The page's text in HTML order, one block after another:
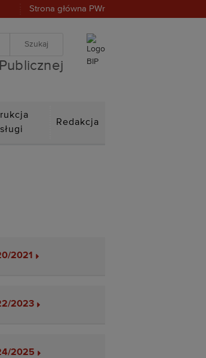
Strona główna PWr
Redakcja
2021
2023
2025